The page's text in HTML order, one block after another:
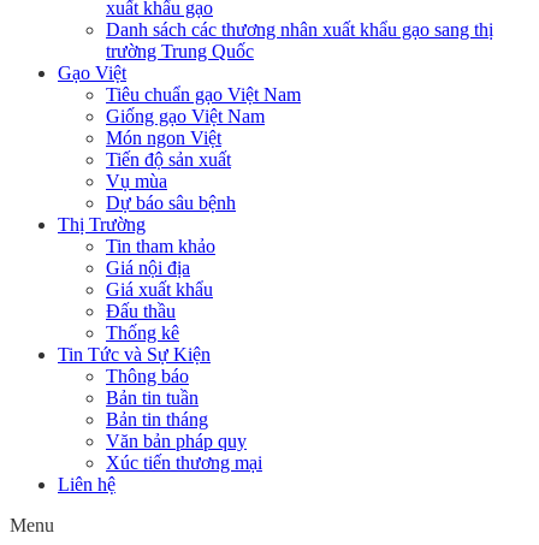
xuất khẩu gạo
Danh sách các thương nhân xuất khẩu gạo sang thị
trường Trung Quốc
Gạo Việt
Tiêu chuẩn gạo Việt Nam
Giống gạo Việt Nam
Món ngon Việt
Tiến độ sản xuất
Vụ mùa
Dự báo sâu bệnh
Thị Trường
Tin tham khảo
Giá nội địa
Giá xuất khẩu
Đấu thầu
Thống kê
Tin Tức và Sự Kiện
Thông báo
Bản tin tuần
Bản tin tháng
Văn bản pháp quy
Xúc tiến thương mại
Liên hệ
Menu